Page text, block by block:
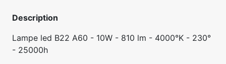
Description
Lampe led B22 A60 - 10W - 810 lm - 4000°K - 230°
- 25000h